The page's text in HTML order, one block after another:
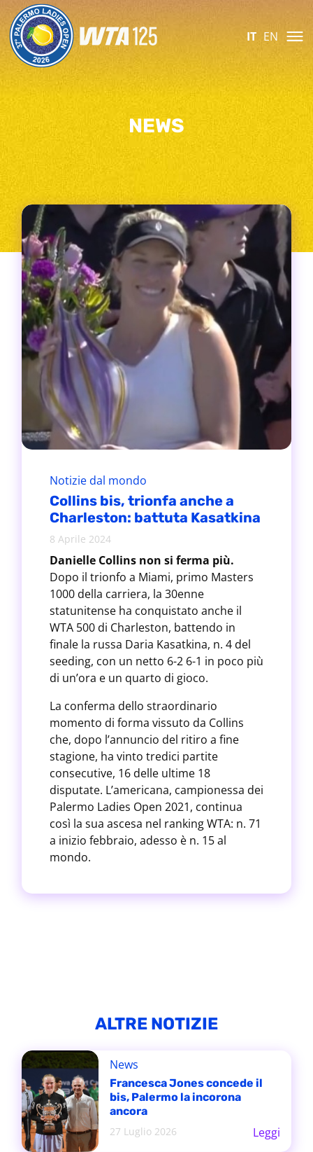
IT EN
NEWS
Notizie dal mondo
Collins bis, trionfa anche a
Charleston: battuta Kasatkina
8 Aprile 2024
Danielle Collins non si ferma più.
Dopo il trionfo a Miami, primo Masters
1000 della carriera, la 30enne
statunitense ha conquistato anche il
WTA 500 di Charleston, battendo in
finale la russa Daria Kasatkina, n. 4 del
seeding, con un netto 6-2 6-1 in poco più
di un’ora e un quarto di gioco.
La conferma dello straordinario
momento di forma vissuto da Collins
che, dopo l’annuncio del ritiro a fine
stagione, ha vinto tredici partite
consecutive, 16 delle ultime 18
disputate. L’americana, campionessa dei
Palermo Ladies Open 2021, continua
così la sua ascesa nel ranking WTA: n. 71
a inizio febbraio, adesso è n. 15 al
mondo.
ALTRE NOTIZIE
News
Francesca Jones concede il
bis, Palermo la incorona
ancora
27 Luglio 2026
Leggi